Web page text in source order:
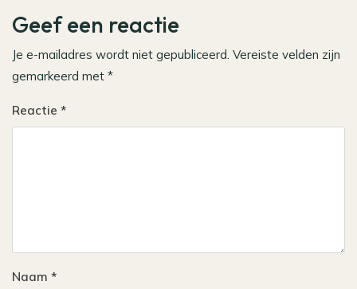
Geef een reactie
Je e-mailadres wordt niet gepubliceerd. Vereiste velden zijn
gemarkeerd met *
Reactie *
Naam *